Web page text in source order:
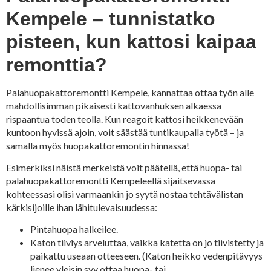
Kempele – tunnistatko
pisteen, kun kattosi kaipaa
remonttia?
Palahuopakattoremontti Kempele, kannattaa ottaa työn alle
mahdollisimman pikaisesti kattovanhuksen alkaessa
rispaantua toden teolla. Kun reagoit kattosi heikkenevään
kuntoon hyvissä ajoin, voit säästää tuntikaupalla työtä – ja
samalla myös huopakattoremontin hinnassa!
Esimerkiksi näistä merkeistä voit päätellä, että huopa- tai
palahuopakattoremontti Kempeleellä sijaitsevassa
kohteessasi olisi varmaankin jo syytä nostaa tehtävälistan
kärkisijoille ihan lähitulevaisuudessa:
Pintahuopa halkeilee.
Katon tiiviys arveluttaa, vaikka katetta on jo tiivistetty ja
paikattu useaan otteeseen. (Katon heikko vedenpitävyys